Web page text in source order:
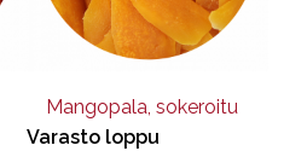
Mangopala, sokeroitu
Varasto loppu
tehdä
valinnat
sivulla.